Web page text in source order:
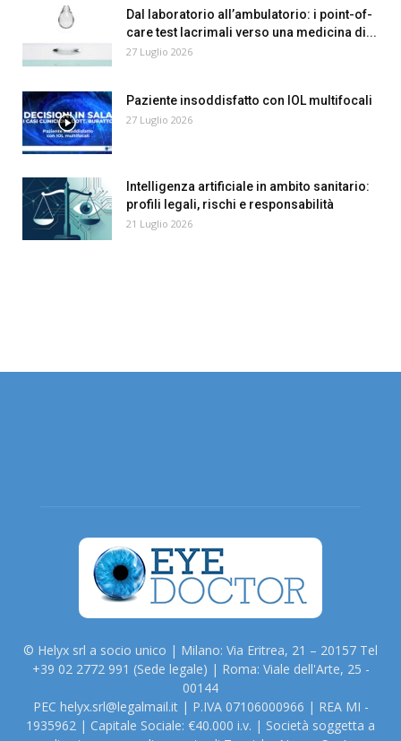
Dal laboratorio all’ambulatorio: i point-of-
care test lacrimali verso una medicina di...
27 Luglio 2026
Paziente insoddisfatto con IOL multifocali
27 Luglio 2026
Intelligenza artificiale in ambito sanitario:
profili legali, rischi e responsabilità
21 Luglio 2026
© Helyx srl a socio unico | Milano: Via Eritrea, 21 – 20157 Tel
+39 02 2772 991 (Sede legale) | Roma: Viale dell'Arte, 25 -
00144
PEC helyx.srl@legalmail.it | P.IVA 07106000966 | REA MI -
1935962 | Capitale Sociale: €40.000 i.v. | Società soggetta a